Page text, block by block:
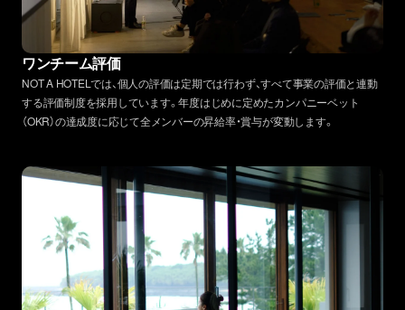
ワンチーム評価
NOT A HOTELでは、個人の評価は定期では行わず、すべて事業の評価と連動
する評価制度を採用しています。年度はじめに定めたカンパニーベット
（OKR）の達成度に応じて全メンバーの昇給率・賞与が変動します。